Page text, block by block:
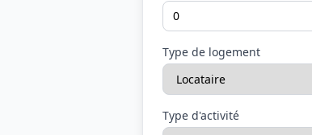
Type de logement
Type d'activité